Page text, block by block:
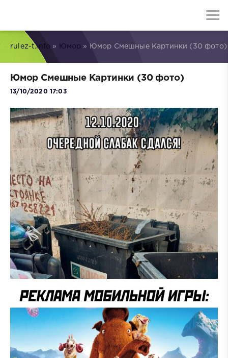
rulez-t.info » Юмор » Юмор Смешные Картинки (30 фото)
Юмор Смешные Картинки (30 фото)
13/10/2020 17:03